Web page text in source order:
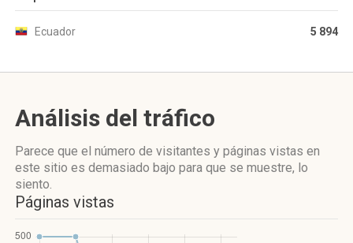
Ecuador 5 894
Análisis del tráfico
Parece que el número de visitantes y páginas vistas en
este sitio es demasiado bajo para que se muestre, lo
siento.
Páginas vistas